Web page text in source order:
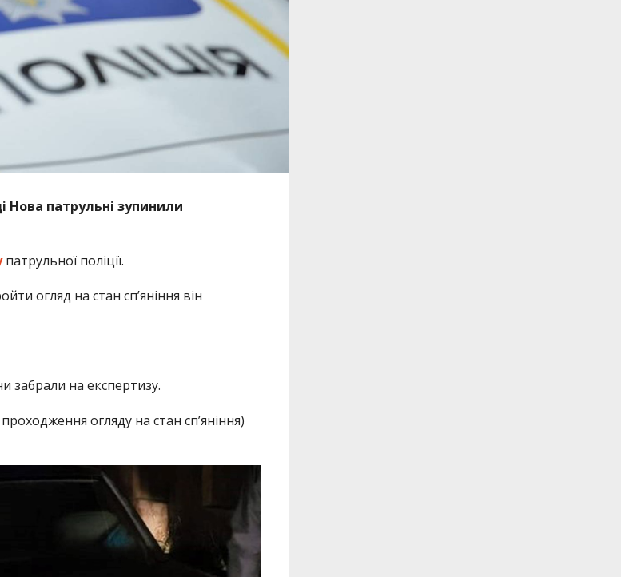
Нова патрульні зупинили
патрульної поліції.
огляд на стан сп’яніння він
забрали на експертизу.
огляду на стан сп’яніння)